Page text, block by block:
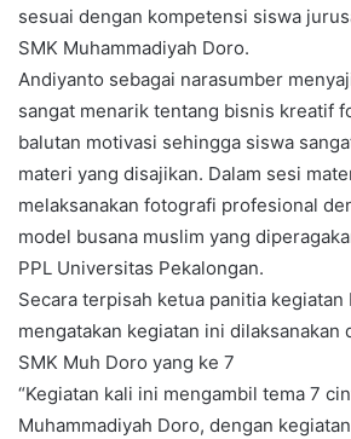
sesuai dengan kompetensi siswa
SMK Muhammadiyah Doro.
Andiyanto sebagai narasumber
sangat menarik tentang bisnis kreatif
balutan motivasi sehingga siswa
materi yang disajikan. Dalam sesi
melaksanakan fotografi profesional
model busana muslim yang
PPL Universitas Pekalongan.
Secara terpisah ketua panitia kegiatan
mengatakan kegiatan ini dilaksanakan
SMK Muh Doro yang ke 7
“Kegiatan kali ini mengambil tema 7
Muhammadiyah Doro, dengan